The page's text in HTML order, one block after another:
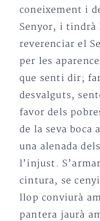
coneixement i
Senyor, i tindrà
reverenciar el
per les
que senti dir;
desvalguts,
favor dels
de la seva boca
una alenada
l’injust.
cintura, se
llop conviurà
pantera jaurà